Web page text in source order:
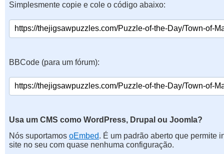
Simplesmente copie e cole o código abaixo:
BBCode (para um fórum):
Usa um CMS como WordPress, Drupal ou Joomla?
Nós suportamos oEmbed. É um padrão aberto que permite
site no seu com quase nenhuma configuração.